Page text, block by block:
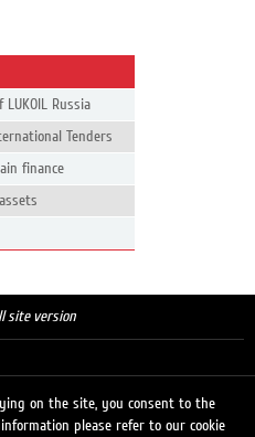
LUKOIL Russia
Tenders
finance
site version
on the site, you consent to the
please refer to our cookie